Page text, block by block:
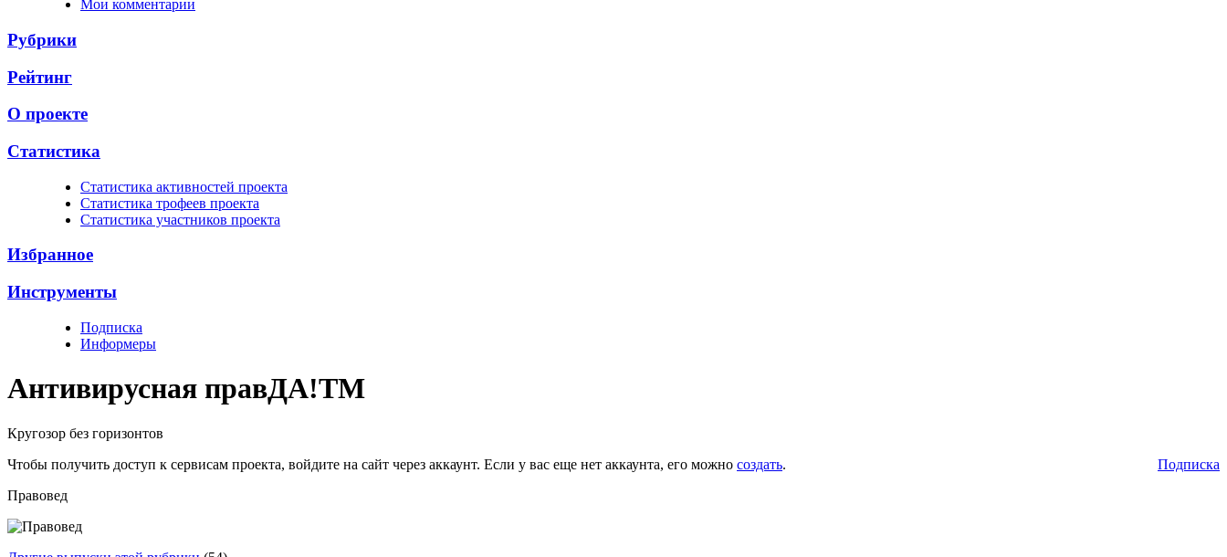
Мои комментарии
Рубрики
Рейтинг
О проекте
Статистика
Cтатистика активностей проекта
Cтатистика трофеев проекта
Cтатистика участников проекта
Избранное
Инструменты
Подписка
Информеры
Антивирусная правДА!TM
Кругозор без горизонтов
Чтобы получить доступ к сервисам проекта, войдите на сайт через аккаунт. Если у вас еще нет аккаунта, его можно создать.
Подписка
Правовед